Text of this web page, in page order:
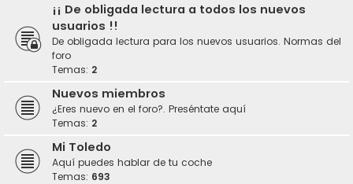
¡¡ De obligada lectura a todos los nuevos
usuarios !!
De obligada lectura para los nuevos usuarios. Normas del
foro
Temas: 2
Nuevos miembros
¿Eres nuevo en el foro?. Preséntate aquí
Temas: 2
Mi Toledo
Aquí puedes hablar de tu coche
Temas: 693